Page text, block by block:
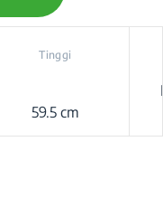
Tinggi
59.5 cm